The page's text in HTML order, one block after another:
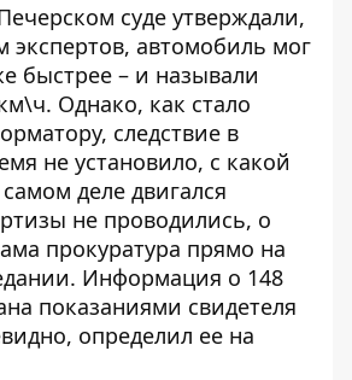
суде утверждали,
экспертов, автомобиль мог
быстрее – и называли
Однако, как стало
следствие в
не установило, с какой
деле двигался
не проводились, о
прокуратура прямо на
Информация о 148
показаниями свидетеля
определил ее на